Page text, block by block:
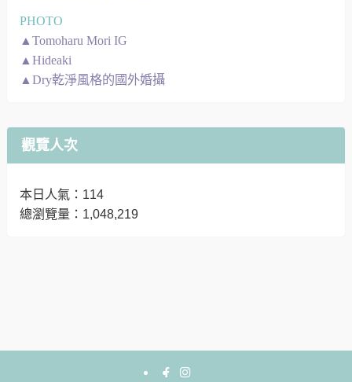
PHOTO
▲Tomoharu Mori IG
▲Hideaki
▲Dry乾淨風格的國外婚攝
觀覽人次
本日人氣：114
總瀏覽量：1,048,219